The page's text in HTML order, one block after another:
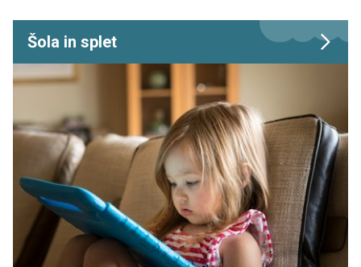
Šola in splet